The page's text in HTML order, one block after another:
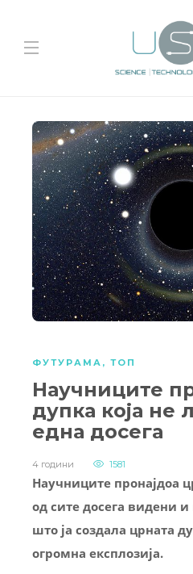
ФУТУРАМА , ТОП
Научниците
дупка која не
една досега
4 години 1581
Научниците пронајдоа
од сите досега видени и
што ја создала црната
огромна експлозија.